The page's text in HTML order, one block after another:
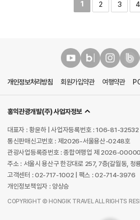
1 2 3 4
개인정보처리방침 회원가입약관 여행약관
홍익관광개발(주) 사업자정보
대표자 : 황윤하 | 사업자등록번호 : 106-81-32532
통신판매신고번호 : 제2026-서울용산-0248호
관광사업등록증번호 : 종합여행업 제 2026-
주소 : 서울시 용산구 한강대로 257, 7층(갈월동, 청
고객센터 : 02-717-1002 | 팩스 : 02-714-3976
개인정보책임자 : 양상승
COPYRIGHT Ⓒ HONGIK TRAVEL ALL RIGHTS